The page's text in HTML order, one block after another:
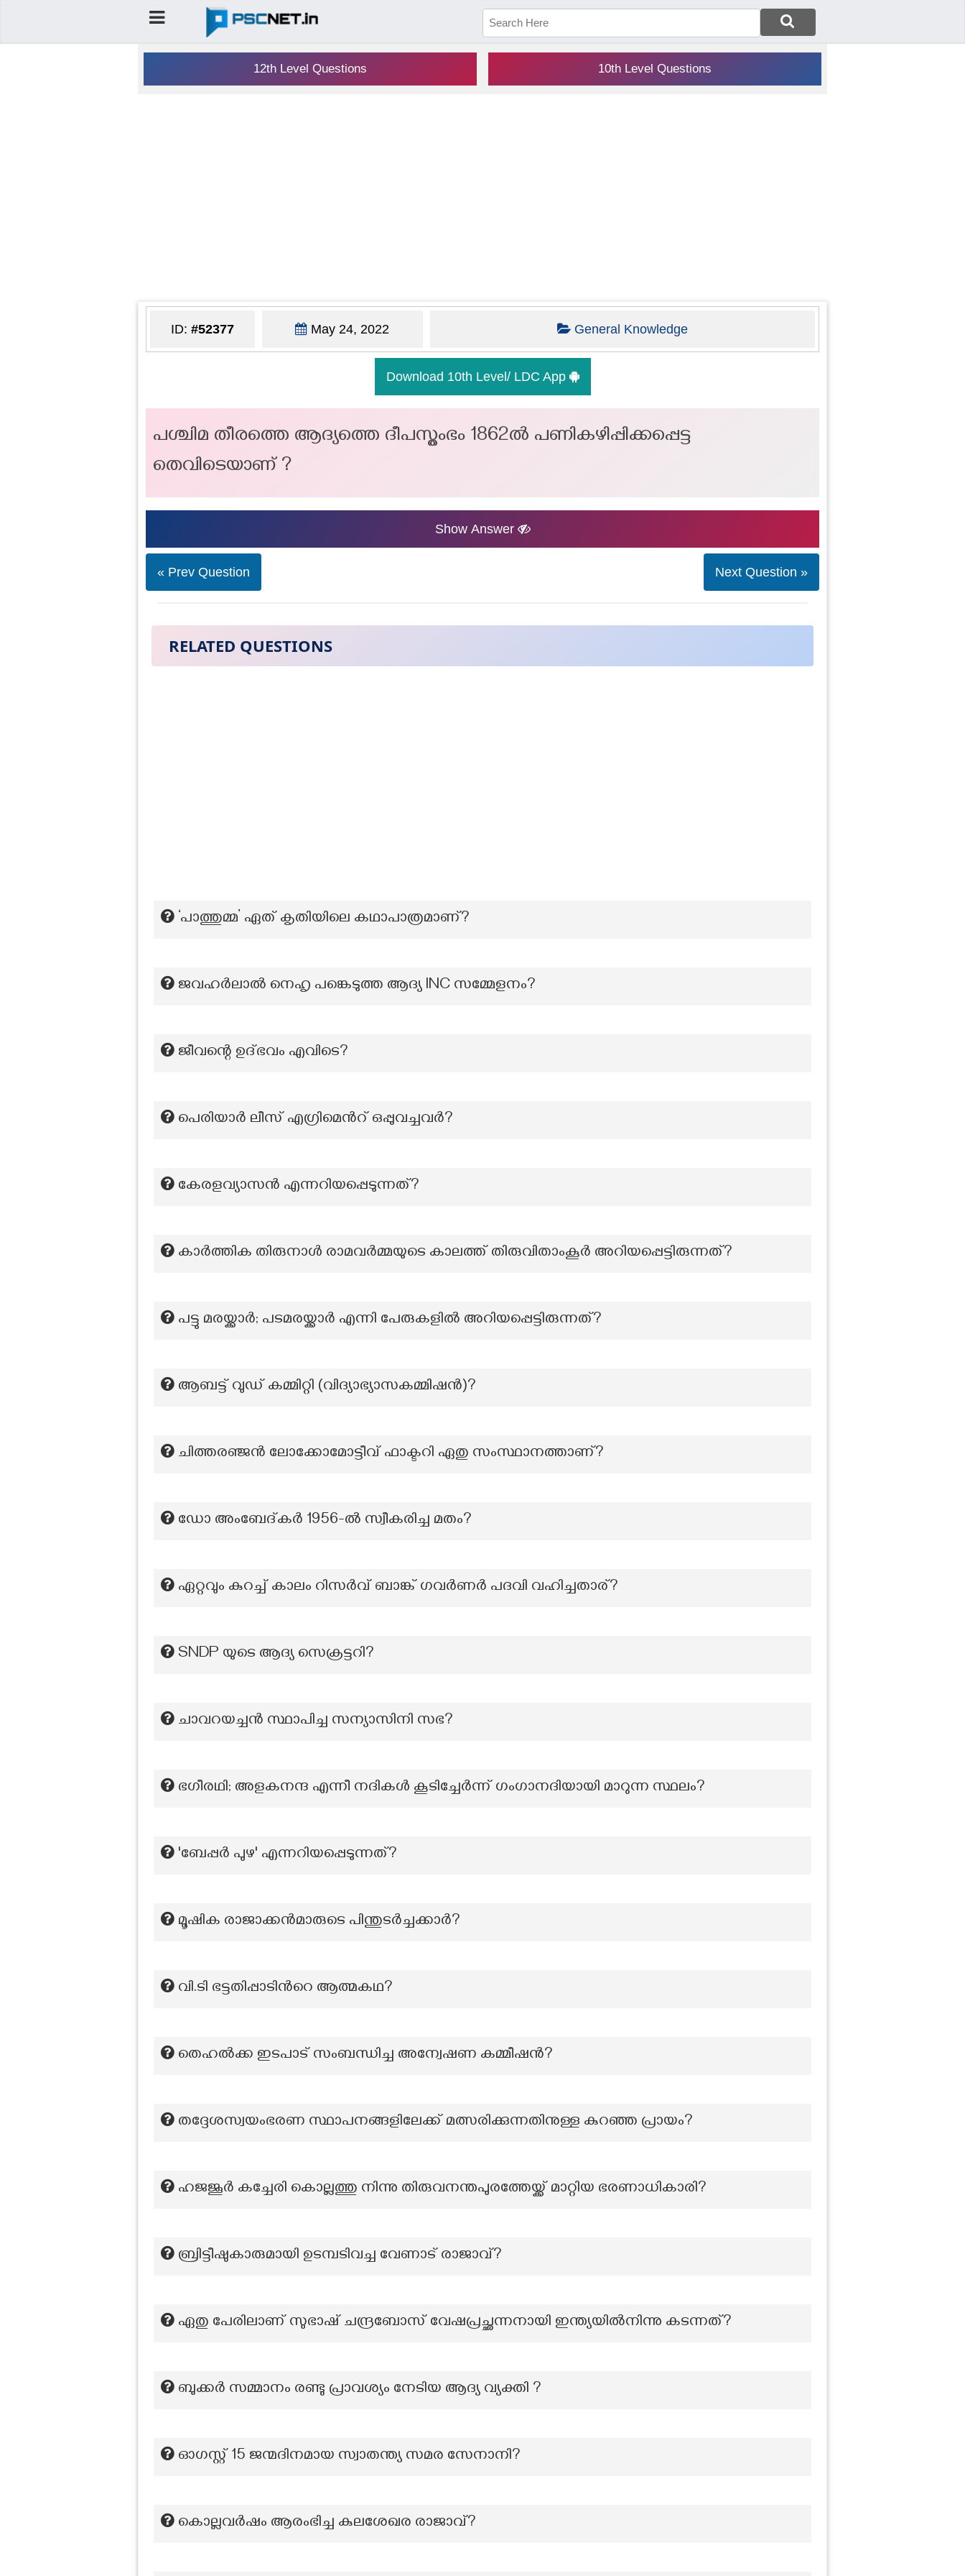
12th Level Questions 10th Level Questions
ID: #52377 May 24, 2022 General Knowledge
Download 10th Level/ LDC App
പശ്ചിമ തീരത്തെ ആദ്യത്തെ ദീപസ്തംഭം 1862ൽ പണികഴിപ്പിക്കപ്പെട്ട
തെവിടെയാണ് ?
Show Answer
« Prev Question Next Question »
RELATED QUESTIONS
‘പാത്തുമ്മ’ ഏത് കൃതിയിലെ കഥാപാത്രമാണ്?
ജവഹർലാൽ നെഹൃ പങ്കെടുത്ത ആദ്യ lNC സമ്മേളനം?
ജീവന്റെ ഉദ്ഭവം എവിടെ?
പെരിയാർ ലീസ് എഗ്രിമെന്‍റ് ഒപ്പുവച്ചവർ?
കേരളവ്യാസന്‍ എന്നറിയപ്പെടുന്നത്?
കാർത്തിക തിരുനാൾ രാമവർമ്മയുടെ കാലത്ത് തിരുവിതാംകൂർ അറിയപ്പെട്ടിരുന്നത്?
പട്ടു മരയ്ക്കാർ; പടമരയ്ക്കാർ എന്നി പേരുകളിൽ അറിയപ്പെട്ടിരുന്നത്?
ആബട്ട് വുഡ് കമ്മിറ്റി (വിദ്യാഭ്യാസകമ്മിഷന്‍)?
ചിത്തരഞ്ജൻ ലോക്കോമോട്ടീവ് ഫാക്ടറി ഏതു സംസ്ഥാനത്താണ്?
ഡോ അംബേദ്കർ 1956-ൽ സ്വീകരിച്ച മതം?
ഏറ്റവും കുറച്ച് കാലം റിസർവ് ബാങ്ക് ഗവർണർ പദവി വഹിച്ചതാര്?
SNDP യുടെ ആദ്യ സെക്രട്ടറി?
ചാവറയച്ചന്‍ സ്ഥാപിച്ച സന്യാസിനി സഭ?
ഭഗീരഥി; അളകനന്ദ എന്നീ നദികൾ കൂടിച്ചേർന്ന് ഗംഗാനദിയായി മാറുന്ന സ്ഥലം?
'ബേപ്പർ പുഴ' എന്നറിയപ്പെടുന്നത്?
മൂഷിക രാജാക്കൻമാരുടെ പിന്തുടർച്ചക്കാർ?
വി.ടി ഭട്ടതിപ്പാടിന്‍റെ ആത്മകഥ?
തെഹൽക്ക ഇടപാട് സംബന്ധിച്ച അന്വേഷണ കമ്മീഷന്‍?
തദ്ദേശസ്വയംഭരണ സ്ഥാപനങ്ങളിലേക്ക് മത്സരിക്കുന്നതിനുള്ള കുറഞ്ഞ പ്രായം?
ഹജജൂർ കച്ചേരി കൊല്ലത്തു നിന്നു തിരുവനന്തപുരത്തേയ്ക്ക് മാറ്റിയ ഭരണാധികാരി?
ബ്രിട്ടീഷുകാരുമായി ഉടമ്പടിവച്ച വേണാട് രാജാവ്?
ഏതു പേരിലാണ് സുഭാഷ് ചന്ദ്രബോസ് വേഷപ്രച്ഛന്നനായി ഇന്ത്യയിൽനിന്നു കടന്നത്?
ബുക്കർ സമ്മാനം രണ്ടു പ്രാവശ്യം നേടിയ ആദ്യ വ്യക്തി ?
ഓഗസ്റ്റ് 15 ജന്മദിനമായ സ്വാതന്ത്യ സമര സേനാനി?
കൊല്ലവർഷം ആരംഭിച്ച കുലശേഖര രാജാവ്?